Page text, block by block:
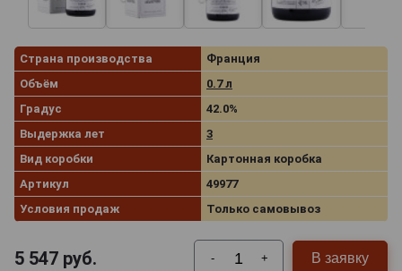
Страна производства
Франция
Объём
0.7 л
Градус
42.0%
Выдержка лет
3
Вид коробки
Картонная коробка
Артикул
49977
Условия продаж
Только самовывоз
5 547 руб. - + В заявку